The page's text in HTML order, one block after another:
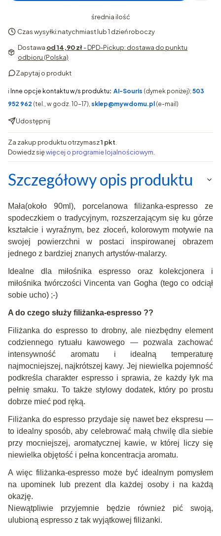
średnia ilość
Czas wysyłki:natychmiast lub 1 dzień roboczy
Dostawa od 14,90 zł- DPD-Pickup: dostawa do punktu
odbioru (Polska)
Zapytaj o produkt
ℹ️ Inne opcje kontaktu w/s produktu: AI-Souris (dymek poniżej); 503
952 962 (tel., w godz. 10-17), sklep@mywdomu.pl (e-mail)
Udostępnij
Za zakup produktu otrzymasz1 pkt.
Dowiedz sięwięcej o programie lojalnościowym.
Szczegółowy opis produktu
Mała(około 90ml), porcelanowa filiżanka-espresso ze
spodeczkiem o tradycyjnym, rozszerzającym się ku górze
kształcie i wyraźnym, bez złoceń, kolorowym motywie na
swojej powierzchni w postaci inspirowanej obrazem
jednego z bardziej znanych artystów-malarzy.
Idealne dla miłośnika espresso oraz kolekcjonera i
miłośnika twórczości Vincenta van Gogha (tego co odciął
sobie ucho) ;-)
A do czego służy filiżanka-espresso ??
Filiżanka do espresso to drobny, ale niezbędny element
codziennego rytuału kawowego — pozwala zachować
intensywność aromatu i idealną temperaturę
najmocniejszej, najkrótszej kawy. Jej niewielka pojemność
podkreśla charakter espresso i sprawia, że każdy łyk ma
pełnię smaku. To także stylowy dodatek, który po prostu
dobrze mieć pod ręką.
Filiżanka do espresso przydaje się nawet bez ekspresu —
to idealny sposób, aby celebrować małą chwilę dla siebie
przy mocniejszej, aromatycznej kawie, w której liczy się
niewielka objętość i pełna koncentracja aromatu.
A więc filiżanka-espresso może być idealnym pomysłem
na upominek lub prezent dla każdej osoby i na każdą
okazję.
Niewątpliwie przyjemnie będzie również pić swoją,
ulubioną espresso z tak wyjątkowej filiżanki.